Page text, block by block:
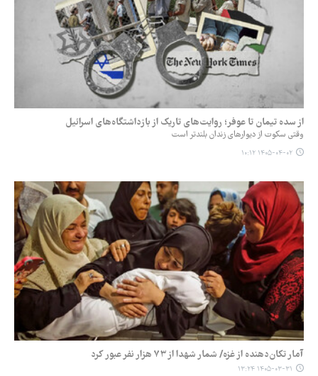
از سده تیمان تا عوفر؛ روایت‌های تاریک از بازداشتگاه‌های اسرائیل
وقتی سکوت از دیوارهای زندان بلندتر است
۱۴۰۵-۰۴-۰۲ ۱۰:۱۲
آمار تکان‌دهنده از غزه/ شمار شهدا از ۷۳ هزار نفر عبور کرد
۱۴۰۵-۰۳-۳۱ ۱۳:۲۴